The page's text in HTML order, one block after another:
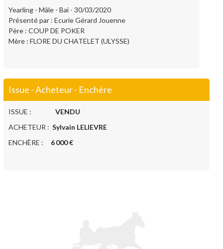
Yearling - Mâle - Bai - 30/03/2020
Présenté par : Ecurie Gérard Jouenne
Père : COUP DE POKER
Mère : FLORE DU CHATELET (ULYSSE)
Issue - Acheteur - Enchère
ISSUE : VENDU
ACHETEUR : Sylvain LELIEVRE
ENCHÈRE : 6 000 €